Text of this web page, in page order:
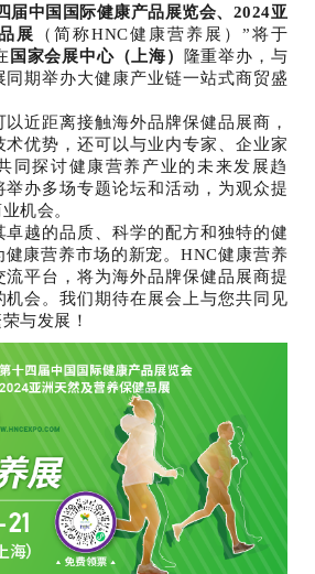
届中国国际健康产品展览会、2024亚
展
（简称HNC健康营养展）”将于
国家会展中心（上海） 隆重举办，与
同期举办大健康产业链一站式商贸盛
近距离接触海外品牌保健品展商，
术优势，还可以与业内专家、企业家
同探讨健康营养产业的未来发展趋
举办多场专题论坛和活动，为观众提
机会。
卓越的品质、科学的配方和独特的健
健康营养市场的新宠。HNC健康营养
流平台，将为海外品牌保健品展商提
机会。我们期待在展会上与您共同见
与发展！